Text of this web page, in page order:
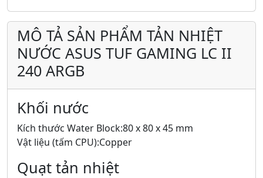
MÔ TẢ SẢN PHẨM TẢN NHIỆT
NƯỚC ASUS TUF GAMING LC II
240 ARGB
Khối nước
Kích thước Water Block:80 x 80 x 45 mm
Vật liệu (tấm CPU):Copper
Quạt tản nhiệt